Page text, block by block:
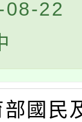
08-22
國民